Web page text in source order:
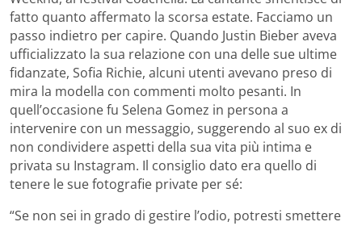
fatto quanto affermato la scorsa estate. Facciamo un
passo indietro per capire. Quando Justin Bieber aveva
ufficializzato la sua relazione con una delle sue ultime
fidanzate, Sofia Richie, alcuni utenti avevano preso di
mira la modella con commenti molto pesanti. In
quell’occasione fu Selena Gomez in persona a
intervenire con un messaggio, suggerendo al suo ex di
non condividere aspetti della sua vita più intima e
privata su Instagram. Il consiglio dato era quello di
tenere le sue fotografie private per sé:
“Se non sei in grado di gestire l’odio, potresti smettere